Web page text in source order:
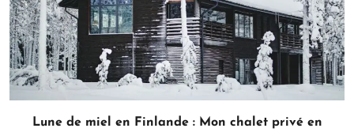
Lune de miel en Finlande : Mon chalet privé en